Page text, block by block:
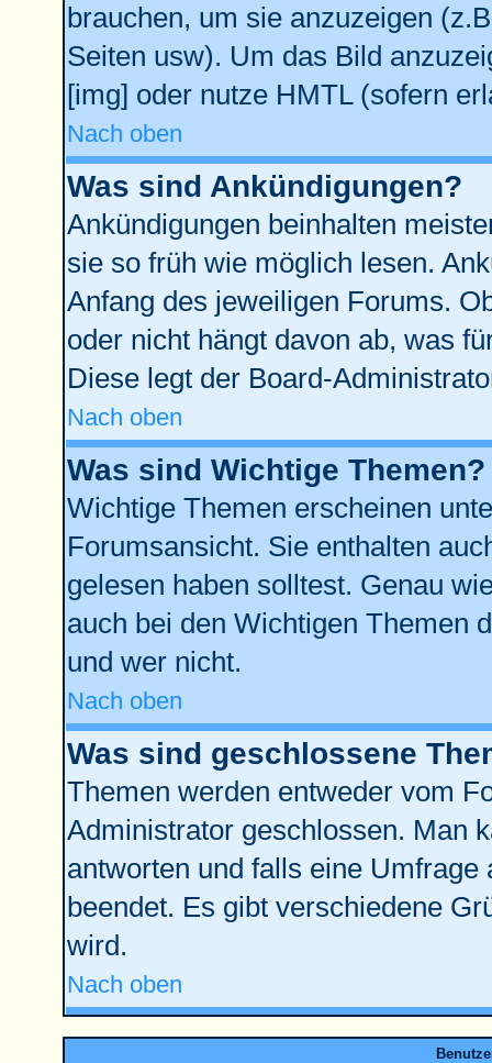
brauchen, um sie anzuzeigen
Seiten usw). Um das Bild
[img] oder nutze HMTL (sofern
Nach oben
Was sind Ankündigungen?
Ankündigungen beinhalten
sie so früh wie möglich lesen.
Anfang des jeweiligen Forums.
oder nicht hängt davon ab, was
Diese legt der Board-
Nach oben
Was sind Wichtige Themen?
Wichtige Themen erscheinen
Forumsansicht. Sie enthalten
gelesen haben solltest. Genau
auch bei den Wichtigen Themen
und wer nicht.
Nach oben
Was sind geschlossene
Themen werden entweder vom
Administrator geschlossen. Man
antworten und falls eine
beendet. Es gibt verschiedene
wird.
Nach oben